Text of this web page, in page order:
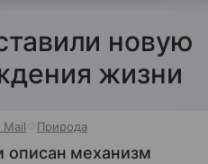
новую
жизни
Mail Природа
описан механизм